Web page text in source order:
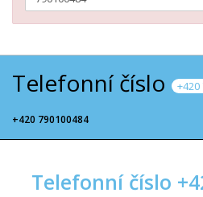
Telefonní číslo +420
+420 790100484
Telefonní číslo